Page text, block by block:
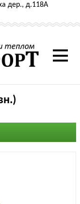
дер., д.118А